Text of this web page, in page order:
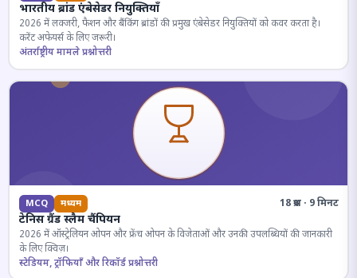
भारतीय ब्रांड एंबेसेडर नियुक्तियाँ
2026 में लक्जरी, फैशन और बैंकिंग ब्रांडों की प्रमुख एंबेसेडर नियुक्तियों को कवर करता है।
करेंट अफेयर्स के लिए जरूरी।
अंतर्राष्ट्रीय मामले प्रश्नोत्तरी
MCQ मध्यम 18 प्रश्न · 9 मिनट
टेनिस ग्रैंड स्लैम चैंपियन
2026 में ऑस्ट्रेलियन ओपन और फ्रेंच ओपन के विजेताओं और उनकी उपलब्धियों की जानकारी
के लिए क्विज़।
स्टेडियम, ट्रॉफियाँ और रिकॉर्ड प्रश्नोत्तरी